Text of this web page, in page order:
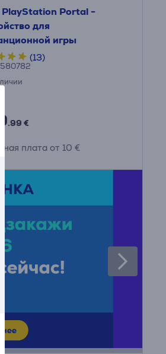
PlayStation Portal -
для
игры
(13)
.99 €
плата от 10 €